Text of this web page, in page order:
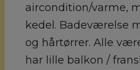
aircondition/varme,
kedel. Badeværelse
og hårtørrer. Alle
har lille balkon /